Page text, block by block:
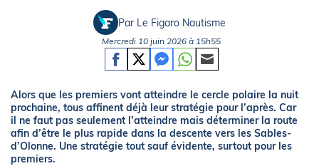
Par Le Figaro Nautisme
Mercredi 10 juin 2026 à 15h55
Alors que les premiers vont atteindre le cercle polaire la nuit
prochaine, tous affinent déjà leur stratégie pour l’après. Car
il ne faut pas seulement l’atteindre mais déterminer la route
afin d’être le plus rapide dans la descente vers les Sables-
d’Olonne. Une stratégie tout sauf évidente, surtout pour les
premiers.